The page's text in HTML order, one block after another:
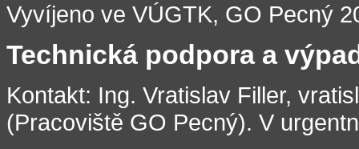
Vyvíjeno ve VÚGTK, GO Pecný
Technická podpora a
Kontakt: Ing. Vratislav Filler,
(Pracoviště GO Pecný). V